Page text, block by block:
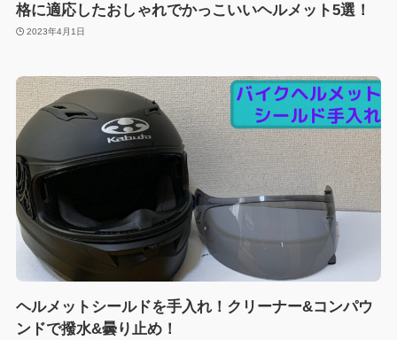
格に適応したおしゃれでかっこいいヘルメット5選！
2023年4月1日
ヘルメットシールドを手入れ！クリーナー&コンパウ
ンドで撥水&曇り止め！